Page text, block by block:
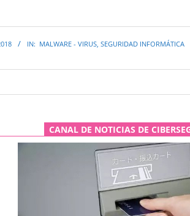
IN: MALWARE - VIRUS SEGURIDAD INFORMÁTICA
CANAL DE NOTICIAS DE